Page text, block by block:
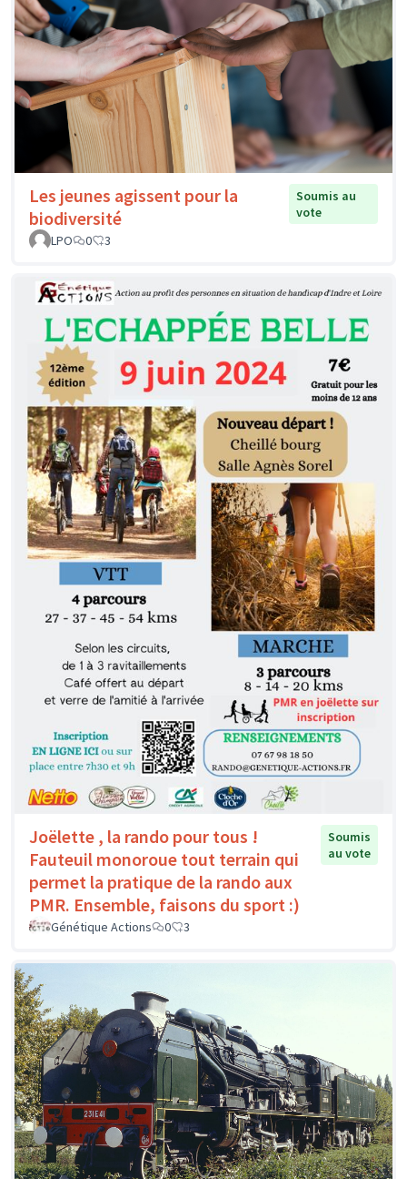
Les jeunes agissent pour la
biodiversité
Soumis au
vote
LPO
0 3
Joëlette , la rando pour tous !
Fauteuil monoroue tout terrain qui
permet la pratique de la rando aux
PMR. Ensemble, faisons du sport :)
Soumis
au vote
Génétique Actions 0 3